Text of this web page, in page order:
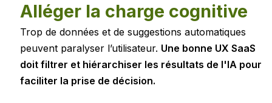
Alléger la charge cognitive
Trop de données et de suggestions automatiques
peuvent paralyser l’utilisateur. Une bonne UX SaaS
doit filtrer et hiérarchiser les résultats de l'IA pour
faciliter la prise de décision.